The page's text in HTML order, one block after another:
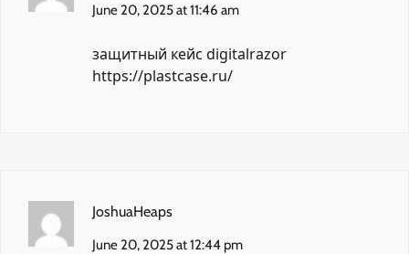
June 20, 2025 at 11:46 am
защитный кейс digitalrazor
https://plastcase.ru/
JoshuaHeaps
June 20, 2025 at 12:44 pm